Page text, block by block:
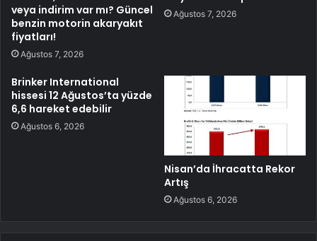
veya indirim var mı? Güncel
benzin motorin akaryakıt
fiyatları!
Ağustos 7, 2026
Ağustos 7, 2026
Brinker International
hissesi 12 Ağustos’ta yüzde
6,6 hareket edebilir
Ağustos 6, 2026
Nisan’da İhracatta Rekor
Artış
Ağustos 6, 2026